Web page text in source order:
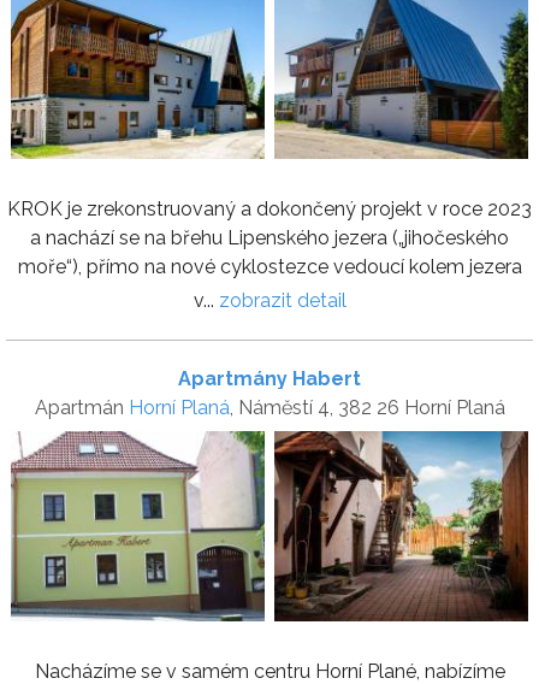
KROK je zrekonstruovaný a dokončený projekt v roce 2023
a nachází se na břehu Lipenského jezera („jihočeského
moře“), přímo na nové cyklostezce vedoucí kolem jezera
v... zobrazit detail
Apartmány Habert
Apartmán Horní Planá, Náměstí 4, 382 26 Horní Planá
Nacházíme se v samém centru Horní Plané, nabízíme